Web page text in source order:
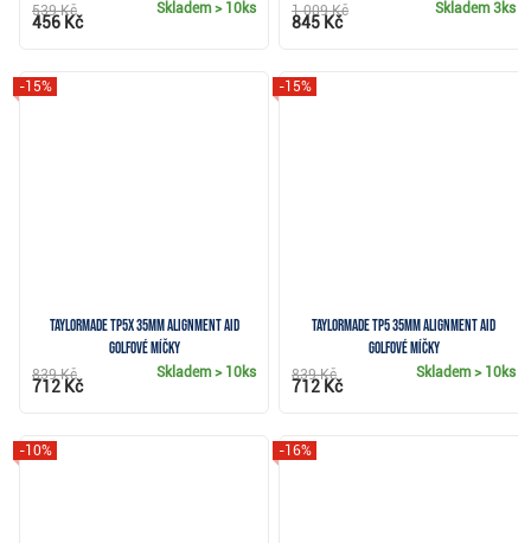
Skladem> 10ks
539 Kč
456 Kč
Skladem3ks
1 009 Kč
845 Kč
TaylorMade TP5x 35mm Alignment Aid
golfové míčky
-15%
Skladem> 10ks
839 Kč
712 Kč
TaylorMade TP5 35mm Alignment aid
golfové míčky
-15%
Skladem> 10ks
839 Kč
712 Kč
-10% -16%